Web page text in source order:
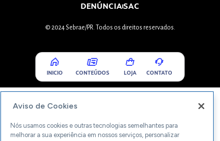
DENÚNCIASAC
© 2024 Sebrae/PR. Todos os direitos reservados.
INICIO CONTEÚDOS LOJA CONTATO
Aviso de Cookies
Nós usamos cookies e outras tecnologias semelhantes para
melhorar a sua experiência em nossos serviços, personalizar